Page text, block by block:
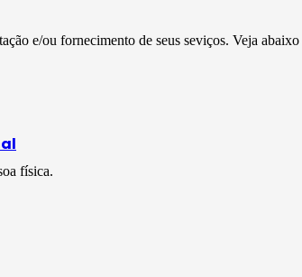
e/ou fornecimento de seus seviços. Veja
física.